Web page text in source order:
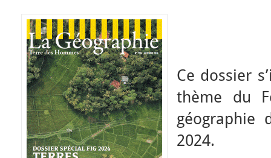
Ce dossier
thème du
géographie
2024.